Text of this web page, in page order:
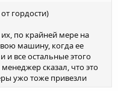
гордости)
по крайней мере на
машину, когда ее
и все остальные этого
сказал, что это
ужо тоже привезли